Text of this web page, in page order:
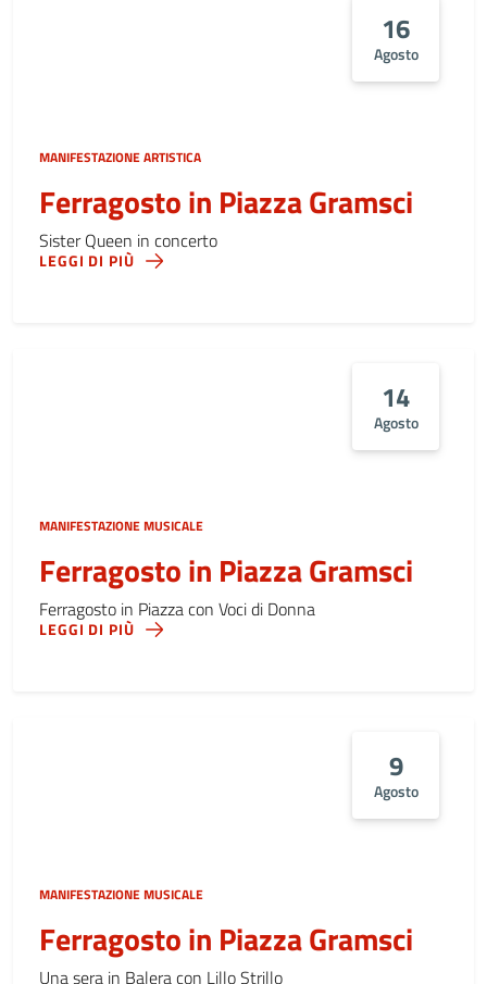
16
Agosto
MANIFESTAZIONE ARTISTICA
Ferragosto in Piazza Gramsci
Sister Queen in concerto
LEGGI DI PIÙ
14
Agosto
MANIFESTAZIONE MUSICALE
Ferragosto in Piazza Gramsci
Ferragosto in Piazza con Voci di Donna
LEGGI DI PIÙ
9
Agosto
MANIFESTAZIONE MUSICALE
Ferragosto in Piazza Gramsci
Una sera in Balera con Lillo Strillo